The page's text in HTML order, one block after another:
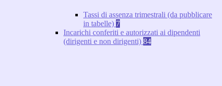
Tassi di assenza trimestrali (da pubblicare
in tabelle) 7
Incarichi conferiti e autorizzati ai dipendenti
(dirigenti e non dirigenti) 84